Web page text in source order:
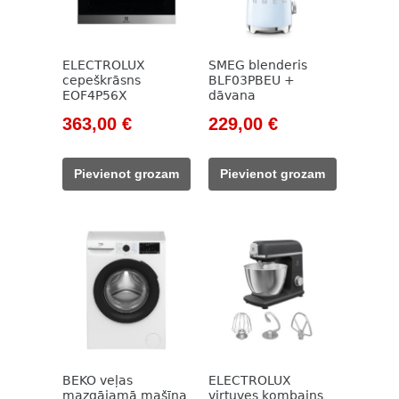
ELECTROLUX
cepeškrāsns
EOF4P56X
Original
was:
522,00 €.
363,00 €Current
363,00 €.
Pievienot grozam
SMEG blenderis
BLF03PBEU +
dāvana
Original
was:
262,00 €.
229,00 €Current
229,00 €.
Pievienot grozam
BEKO veļas
mazgājamā mašīna
ELECTROLUX
virtuves kombains